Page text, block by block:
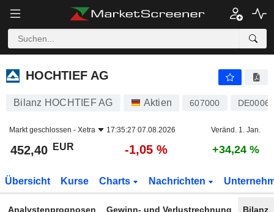
HOCHTIEF AG
HOCHTIEF AG
Bilanz HOCHTIEF AG Aktien 607000
Markt geschlossen - Xetra 17:35:27 07.08.2026 Veränd. 1. Jan.
452,40 EUR -1,05 % +34,24 %
Übersicht Kurse Charts Nachrichten
Analystenprognosen Gewinn- und Verlustrechnung Bilanz